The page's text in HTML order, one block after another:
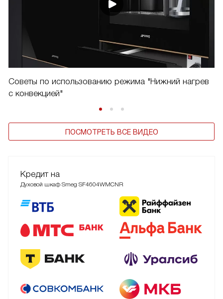
Советы по использованию режима "Нижний нагрев
с конвекцией"
ПОСМОТРЕТЬ ВСЕ ВИДЕО
Кредит на
Духовой шкаф Smeg SF4604WMCNR